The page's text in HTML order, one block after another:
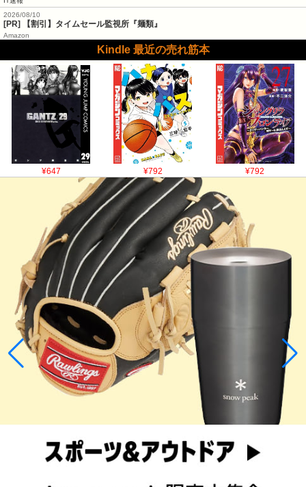
2026/08/10
[PR] 【割引】タイムセール監視所『麺類』
Amazon
Kindle 最近の売れ筋本
¥647 ¥792 ¥792